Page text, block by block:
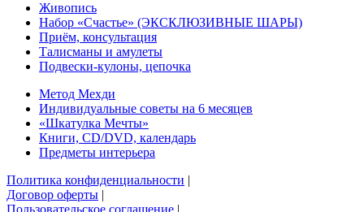
Живопись
Набор «Счастье» (ЭКСКЛЮЗИВНЫЕ ШАРЫ)
Приём, консультация
Талисманы и амулеты
Подвески-кулоны, цепочка
Метод Мехди
Индивидуальные советы на 6 месяцев
«Шкатулка Мечты»
Книги, CD/DVD, календарь
Предметы интерьера
Политика конфиденциальности |
Договор оферты |
Пользовательское соглашение |